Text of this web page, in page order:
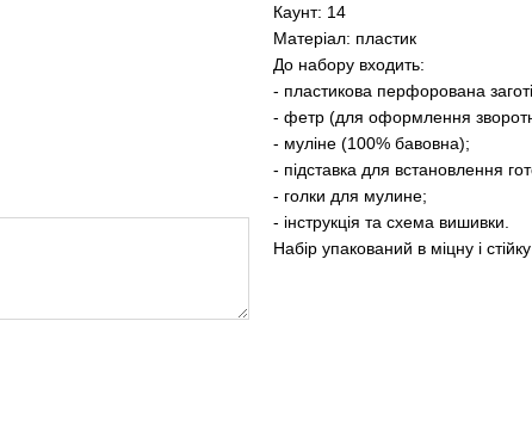
Каунт: 14
Матеріал: пластик
До набору входить:
- пластикова перфорована
- фетр (для оформлення
- муліне (100% бавовна);
- підставка для встановлення
- голки для мулине;
- інструкція та схема вишивки.
Набір упакований в міцну і